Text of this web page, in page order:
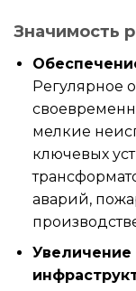
Значимость
Регулярное
мелкие
ключевых
аварий,
Увеличение